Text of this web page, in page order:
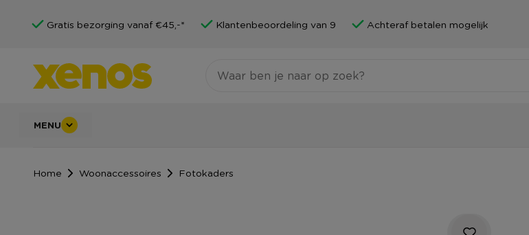
Gratis bezorging vanaf €45,-* Klantenbeoordeling van 9 Achteraf betalen mogelijk
MENU
Home Woonaccessoires Fotokaders